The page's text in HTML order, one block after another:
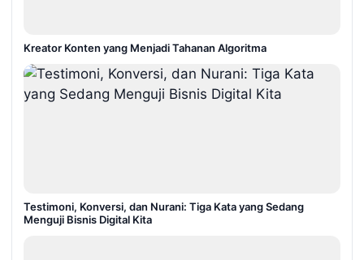
Kreator Konten yang Menjadi Tahanan Algoritma
Testimoni, Konversi, dan Nurani: Tiga Kata yang Sedang
Menguji Bisnis Digital Kita